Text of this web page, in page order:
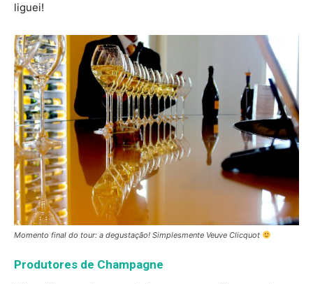
liguei!
Momento final do tour: a degustação! Simplesmente Veuve Clicquot
Produtores de Champagne